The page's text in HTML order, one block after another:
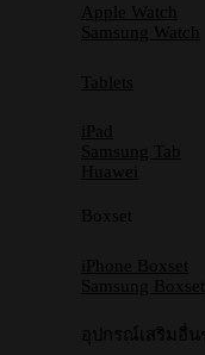
Apple Watch
Samsung Watch
Tablets
iPad
Samsung Tab
Huawei
Boxset
iPhone Boxset
Samsung Boxset
อุปกรณ์เสริมอื่นๆ